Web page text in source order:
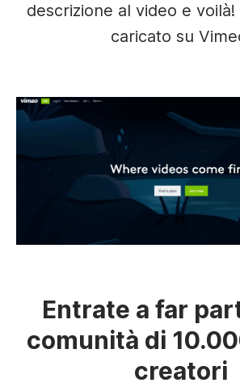
descrizione al video e
caricato su
Entrate a far
comunità di
creatori